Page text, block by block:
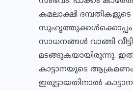
കമലാക്ഷി
സുഹൃത്തുക്കൾക്കൊപ്പം
സാധനങ്ങൾ വാങ്ങി
മടങ്ങുകയായിരുന്നു.
കാട്ടാനയുടെ
ഇരുട്ടായതിനാൽ